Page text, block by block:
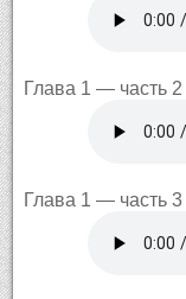
Глава 1 — часть 2
Глава 1 — часть 3